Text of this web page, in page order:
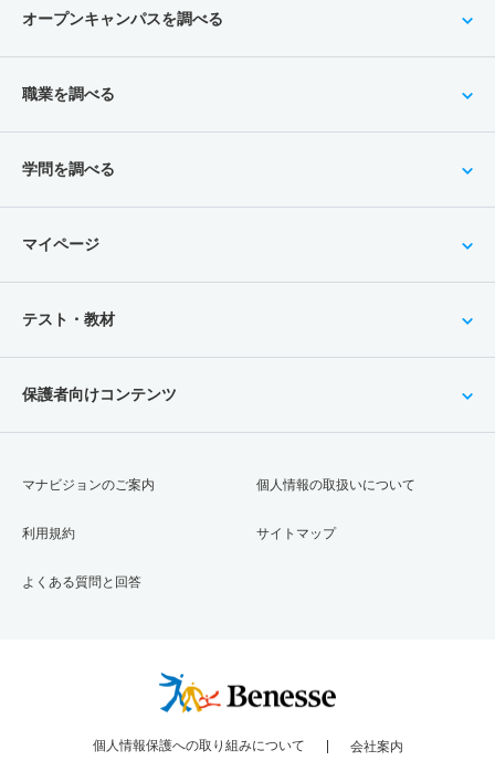
オープンキャンパスを調べる
職業を調べる
学問を調べる
マイページ
テスト・教材
保護者向けコンテンツ
マナビジョンのご案内
利用規約
よくある質問と回答
個人情報の取扱いについて
サイトマップ
個人情報保護への取り組みについて 会社案内